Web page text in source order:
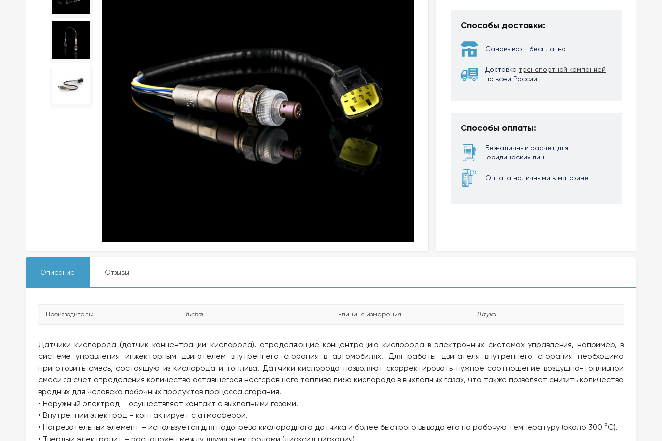
Способы доставки:
Самовывоз - бесплатно
Доставкатранспортной компанией
по всей России.
Способы оплаты:
Безналичный расчет для
юридических лиц
Оплата наличными в магазине
Описание Отзывы
Производитель: Yuchai Единица измерения: Штука
Датчики кислорода (датчик концентрации кислорода), определяющие концентрацию кислорода в электронных системах управления, например, в
системе управления инжекторным двигателем внутреннего сгорания в автомобилях. Для работы двигателя внутреннего сгорания необходимо
приготовить смесь, состоящую из кислорода и топлива. Датчики кислорода позволяют скорректировать нужное соотношение воздушно-топливной
смеси за счёт определения количества оставшегося несгоревшего топлива либо кислорода в выхлопных газах, что также позволяет снизить количество
вредных для человека побочных продуктов процесса сгорания.
• Наружный электрод – осуществляет контакт с выхлопными газами.
• Внутренний электрод – контактирует с атмосферой.
• Нагревательный элемент – используется для подогрева кислородного датчика и более быстрого вывода его на рабочую температуру (около 300 °C).
• Твердый электролит – расположен между двумя электродами (диоксид циркония).